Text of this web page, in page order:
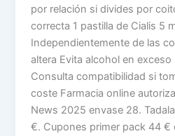
por relación si divides por
correcta 1 pastilla de Cialis 5
Independientemente de las
altera Evita alcohol en
Consulta compatibilidad si
coste Farmacia online
News 2025 envase 28.
€. Cupones primer pack 44 €